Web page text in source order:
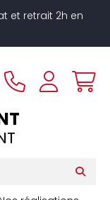
et retrait 2h en